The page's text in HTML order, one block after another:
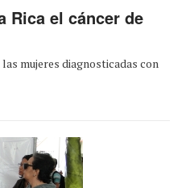
Rica el cáncer de
mujeres diagnosticadas con